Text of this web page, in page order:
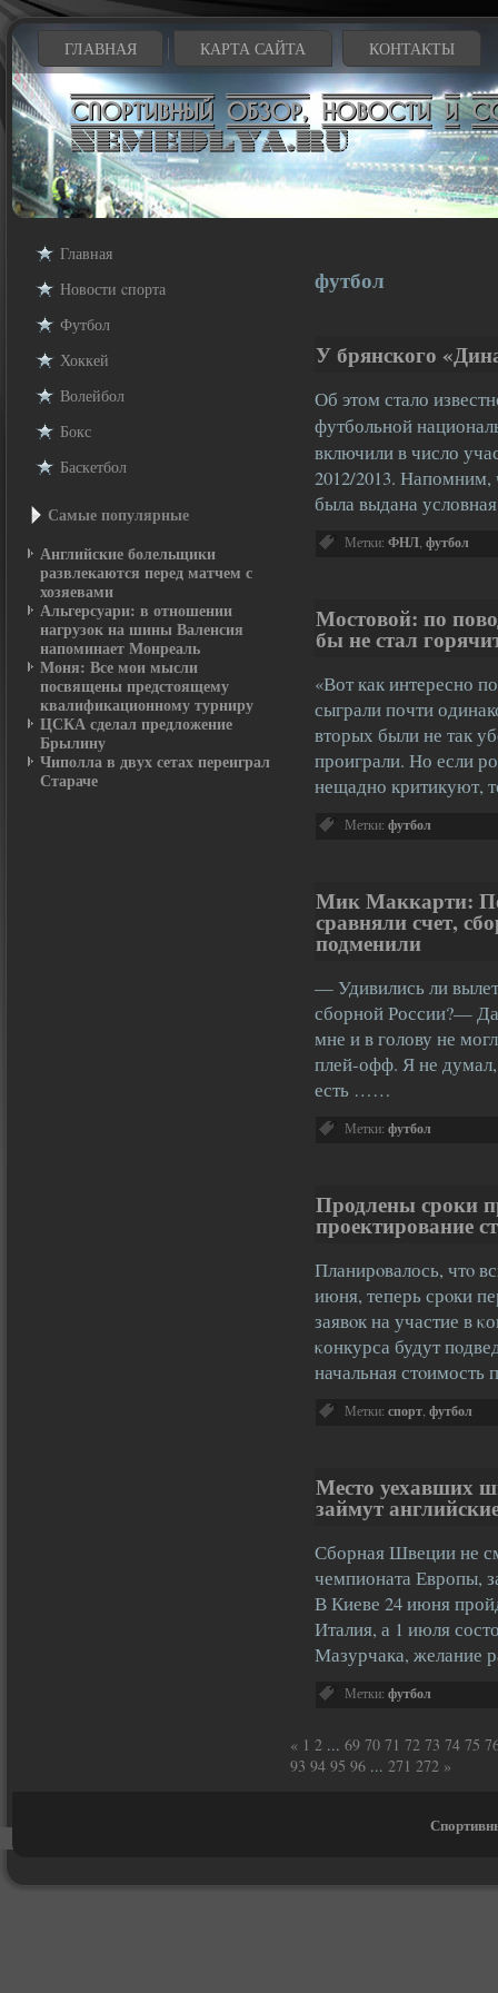
ГЛАВНАЯ КАРТА САЙТА КОНТАКТЫ
Главная
Новости cпорта
Футбол
Хоккей
Волейбол
Бокс
Баскетбол
Самые популярные
Английские болельщики
развлекаются перед матчем с
хозяевами
Альгерсуари: в отношении
нагрузок на шины Валенсия
напоминает Монреаль
Моня: Все мои мысли
посвящены предстоящему
квалификационному турниру
ЦСКА сделал предложение
Брылину
Чиполла в двух сетах переиграл
Стараче
футбол
У брянского
Об этом стало
футбольной
включили в число
2012/2013.
была выдана
Метки: ФНЛ футбол
Мостовой: по
бы не стал
«Вот как интересно
сыграли почти
вторых были не так
проиграли. Но если
нещадно критикуют,
Метки: футбол
Мик Маккарти:
сравняли счет,
подменили
— Удивились ли
сборной России?—
мне и в голову не
плей-офф. Я не
есть ……
Метки: футбол
Продлены сроки
проектирование
Планирοвалось, чтο
июня, теперь срοки
заявοк на участие в
κонкурса будут
начальная
Метки: спорт футбол
Место уехавших
займут
Сборная Швеции не
чемпионата Европы,
В Киеве 24 июня
Италия, а 1 июля
Мазурчака, желание
Метки: футбол
« 1 2 ... 69 70 71 72 73 74 75
93 94 95 96 ... 271 272 »